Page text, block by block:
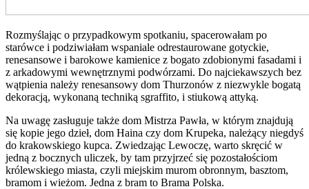
Rozmyślając o przypadkowym spotkaniu, spacerowałam po
starówce i podziwiałam wspaniale odrestaurowane gotyckie,
renesansowe i barokowe kamienice z bogato zdobionymi fasadami i
z arkadowymi wewnętrznymi podwórzami. Do najciekawszych bez
wątpienia należy renesansowy dom Thurzonów z niezwykle bogatą
dekoracją, wykonaną techniką sgraffito, i stiukową attyką.
Na uwagę zasługuje także dom Mistrza Pawła, w którym znajdują
się kopie jego dzieł, dom Haina czy dom Krupeka, należący niegdyś
do krakowskiego kupca. Zwiedzając Lewoczę, warto skręcić w
jedną z bocznych uliczek, by tam przyjrzeć się pozostałościom
królewskiego miasta, czyli miejskim murom obronnym, basztom,
bramom i wieżom. Jedna z bram to Brama Polska.